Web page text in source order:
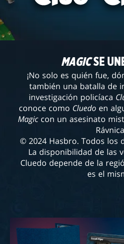
MAGICSE
¡No solo es quién fue,
también una batalla de
investigación policíaca
conoce como Cluedo en
Magiccon un asesinato
© 2024 Hasbro. Todos los
La disponibilidad de las
Cluedo depende de la
es el